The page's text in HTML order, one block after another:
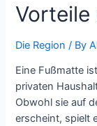
Vorteile
Die Region / By
Eine Fußmatte
privaten
Obwohl sie auf
erscheint, spielt